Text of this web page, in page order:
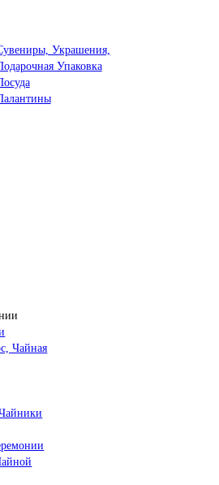
Украшения,
Упаковка
Чайная